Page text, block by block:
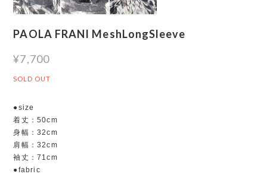
PAOLA FRANI MeshLongSleeve
¥7,700
SOLD OUT
●size
着丈：50cm
身幅：32cm
肩幅：32cm
袖丈：71cm
●fabric